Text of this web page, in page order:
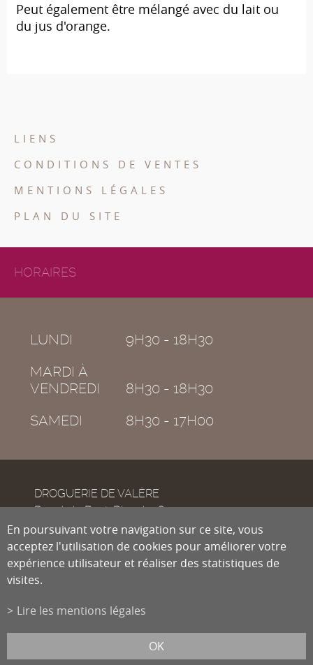
Peut également être mélangé avec du lait ou
du jus d'orange.
LIENS
CONDITIONS DE VENTES
MENTIONS LÉGALES
PLAN DU SITE
HORAIRES
LUNDI
9H30 - 18H30
MARDI À
VENDREDI
8H30 - 18H30
SAMEDI
8H30 - 17H00
DROGUERIE DE VALÈRE
Rue de la Dent-Blanche 8
CH-1950
Sion
Tél.
info@droguiste.net
En poursuivant votre navigation sur ce site, vous
acceptez l'utilisation de cookies pour améliorer votre
expérience utilisateur et réaliser des statistiques de
visites.
Lire les mentions légales
OK